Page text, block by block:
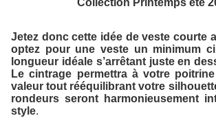
Collection Printemps été
Jetez donc cette idée de veste courte
optez pour une veste un minimum
longueur idéale s’arrêtant juste en
Le cintrage permettra à votre
valeur tout rééquilibrant votre
rondeurs seront harmonieusement
style.